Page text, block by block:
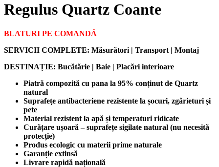
Regulus Quartz Coante
BLATURI PE COMANDÂ
SERVICII COMPLETE: Măsurători | Transport | Montaj
DESTINAȚIE: Bucătărie | Baie | Placări interioare
Piatră compozită cu pana la 95% conținut de Quartz
natural
Suprafețe antibacteriene rezistente la șocuri, zgârieturi și
pete
Material rezistent la apă și temperaturi ridicate
Curățare ușoară – suprafețe sigilate natural (nu necesită
protecție)
Produs ecologic cu materii prime naturale
Garanție extinsă
Livrare rapidă națională